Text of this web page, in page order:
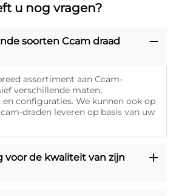
u nog vragen?
soorten Ccam draad
assortiment aan Ccam-
verschillende maten,
configuraties. We kunnen ook op
draden leveren op basis van uw
voor de kwaliteit van zijn